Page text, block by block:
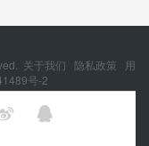

关于我们 隐私政策
用
号-2
号